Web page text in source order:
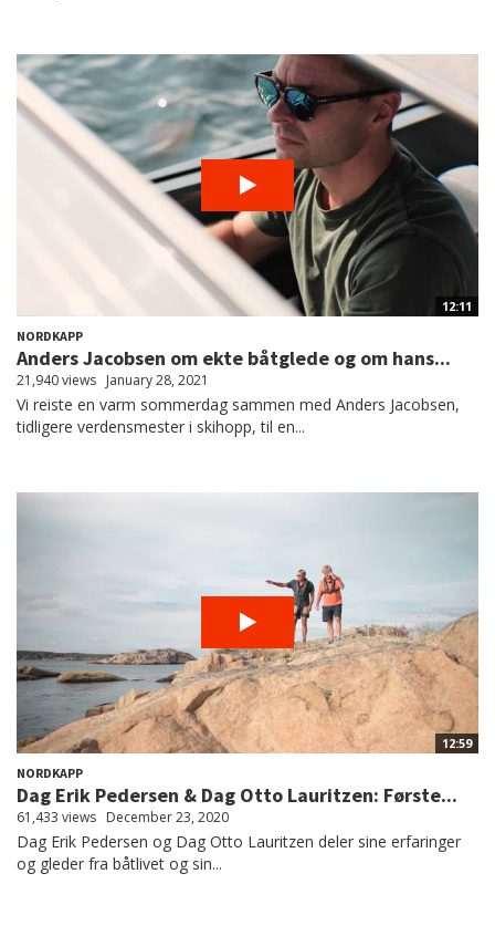
12:11
NORDKAPP
Anders Jacobsen om ekte båtglede og om hans...
21,940 views January 28, 2021
Vi reiste en varm sommerdag sammen med Anders Jacobsen,
tidligere verdensmester i skihopp, til en...
12:59
NORDKAPP
Dag Erik Pedersen & Dag Otto Lauritzen: Første...
61,433 views December 23, 2020
Dag Erik Pedersen og Dag Otto Lauritzen deler sine erfaringer
og gleder fra båtlivet og sin...